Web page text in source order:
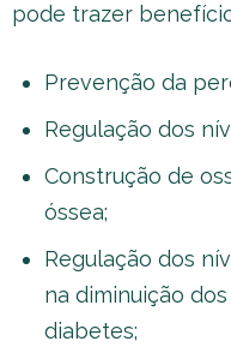
pode trazer
Prevenção da
Regulação dos
Construção de
óssea;
Regulação dos
na diminuição
diabetes;